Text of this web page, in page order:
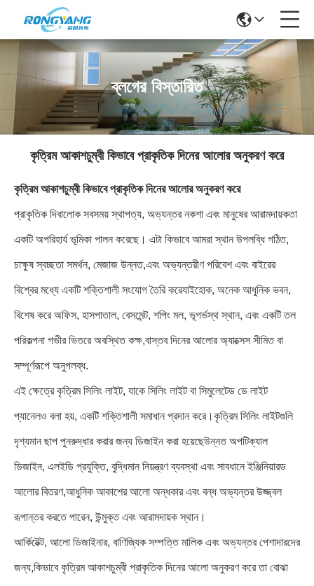
ব্লগের বিস্তারিত
কৃত্রিম আকাশচুম্বী কিভাবে প্রাকৃতিক দিনের আলোর অনুকরণ করে
কৃত্রিম আকাশচুম্বী কিভাবে প্রাকৃতিক দিনের আলোর অনুকরণ করে
প্রাকৃতিক দিবালোক সবসময় স্থাপত্য, অভ্যন্তর নকশা এবং মানুষের আরামদায়কতা
একটি অপরিহার্য ভূমিকা পালন করেছে। এটা কিভাবে আমরা স্থান উপলব্ধি গঠিত,
চাক্ষুষ স্বচ্ছতা সমর্থন, মেজাজ উন্নত,এবং অভ্যন্তরীণ পরিবেশ এবং বাইরের
বিশ্বের মধ্যে একটি শক্তিশালী সংযোগ তৈরি করেযাইহোক, অনেক আধুনিক ভবন,
বিশেষ করে অফিস, হাসপাতাল, বেসমেন্ট, শপিং মল, ভূগর্ভস্থ স্থান, এবং একটি তল
পরিকল্পনা গভীর ভিতরে অবস্থিত কক্ষ,বাস্তব দিনের আলোর অ্যাক্সেস সীমিত বা
সম্পূর্ণরূপে অনুপলব্ধ.
এই ক্ষেত্রে কৃত্রিম সিলিং লাইট, যাকে সিলিং লাইট বা সিমুলেটেড ডে লাইট
প্যানেলও বলা হয়, একটি শক্তিশালী সমাধান প্রদান করে।কৃত্রিম সিলিং লাইটগুলি
দৃশ্যমান ছাপ পুনরুদ্ধার করার জন্য ডিজাইন করা হয়েছেউন্নত অপটিক্যাল
ডিজাইন, এলইডি প্রযুক্তি, বুদ্ধিমান নিয়ন্ত্রণ ব্যবস্থা এবং সাবধানে ইঞ্জিনিয়ারড
আলোর বিতরণ,আধুনিক আকাশের আলো অন্ধকার এবং বন্ধ অভ্যন্তর উজ্জ্বল
রূপান্তর করতে পারেন, উন্মুক্ত এবং আরামদায়ক স্থান।
আর্কিটেক্ট, আলো ডিজাইনার, বাণিজ্যিক সম্পত্তি মালিক এবং অভ্যন্তর পেশাদারদের
জন্য,কিভাবে কৃত্রিম আকাশচুম্বী প্রাকৃতিক দিনের আলো অনুকরণ করে তা বোঝা